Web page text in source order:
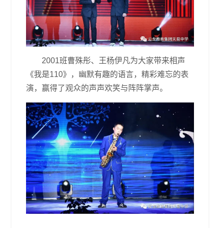
2001班曹殊彤、王杨伊凡为大家带来相声
《我是110》，幽默有趣的语言，精彩难忘的表
演，赢得了观众的声声欢笑与阵阵掌声。